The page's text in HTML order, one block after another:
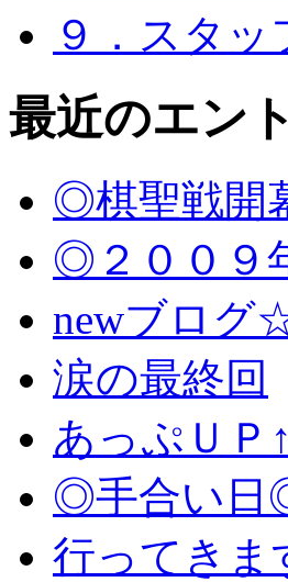
９．スタッ
最近のエン
◎棋聖戦開
◎２００９
newブログ
涙の最終回
あっぷＵＰ
◎手合い
行ってきま